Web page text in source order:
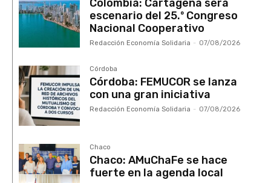
Colombia: Cartagena será
escenario del 25.º Congreso
Nacional Cooperativo
Redacción Economía Solidaria - 07/08/2026
Córdoba
Córdoba: FEMUCOR se lanza
con una gran iniciativa
Redacción Economía Solidaria - 07/08/2026
Chaco
Chaco: AMuChaFe se hace
fuerte en la agenda local